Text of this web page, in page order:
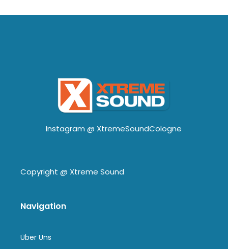
Instagram @ XtremeSoundCologne
Copyright @ Xtreme Sound
Navigation
Über Uns